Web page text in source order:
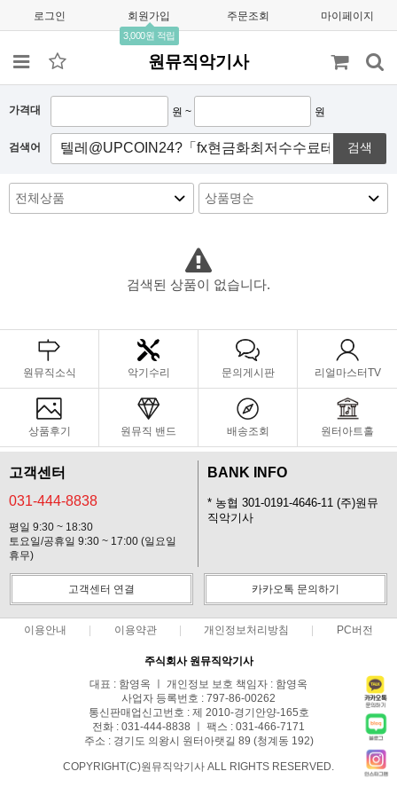
로그인 회원가입
3,000원 적립
주문조회 마이페이지
원뮤직악기사
가격대 원 ~ 원
검색어 검색
검색된 상품이 없습니다.
원뮤직소식 악기수리 문의게시판 리얼마스터TV
상품후기 원뮤직 밴드 배송조회 원터아트홀
고객센터
031-444-8838
평일 9:30 ~ 18:30
토요일/공휴일 9:30 ~ 17:00 (일요일
휴무)
BANK INFO
* 농협 301-0191-4646-11 (주)원뮤
직악기사
고객센터 연결 카카오톡 문의하기
이용안내 이용약관 개인정보처리방침 PC버전
주식회사 원뮤직악기사
대표 : 함영옥 ㅣ 개인정보 보호 책임자 : 함영옥
사업자 등록번호 : 797-86-00262
통신판매업신고번호 : 제 2010-경기안양-165호
전화 : 031-444-8838 ㅣ 팩스 : 031-466-7171
주소 : 경기도 의왕시 원터아랫길 89 (청계동 192)
COPYRIGHT(C)원뮤직악기사 ALL RIGHTS RESERVED.